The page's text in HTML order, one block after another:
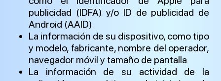
publicidad (IDFA) y/o ID de publicidad de
Android (AAID)
La información de su dispositivo, como tipo
y modelo, fabricante, nombre del operador,
navegador móvil y tamaño de pantalla
La información de su actividad de la